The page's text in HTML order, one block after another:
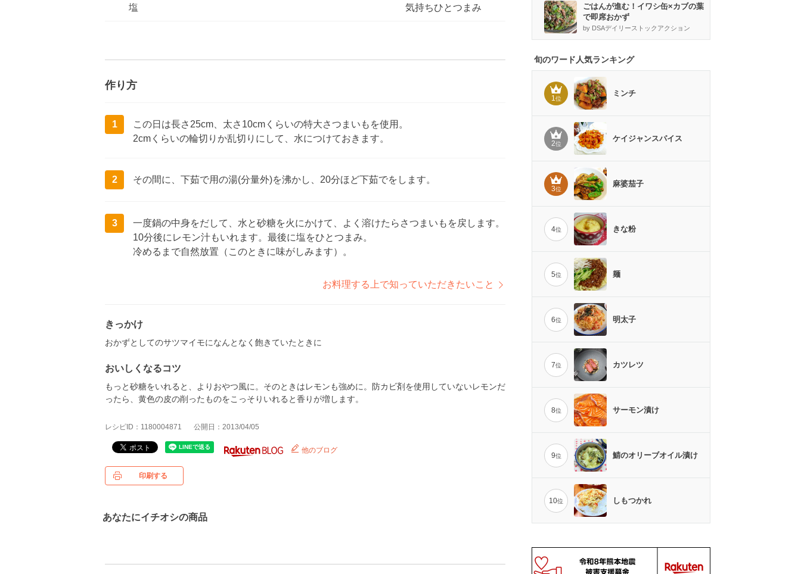
塩 気持ちひとつまみ
作り方
1
この日は長さ25cm、太さ10cmくらいの特大さつまいもを使用。
2cmくらいの輪切りか乱切りにして、水につけておきます。
2 その間に、下茹で用の湯(分量外)を沸かし、20分ほど下茹でをします。
3
一度鍋の中身をだして、水と砂糖を火にかけて、よく溶けたらさつまいもを戻します。
10分後にレモン汁もいれます。最後に塩をひとつまみ。
冷めるまで自然放置（このときに味がしみます）。
お料理する上で知っていただきたいこと
きっかけ
おかずとしてのサツマイモになんとなく飽きていたときに
おいしくなるコツ
もっと砂糖をいれると、よりおやつ風に。そのときはレモンも強めに。防カビ剤を使用していないレモンだ
ったら、黄色の皮の削ったものをこっそりいれると香りが増します。
レシピID：1180004871 公開日：2013/04/05
他のブログ
印刷する
あなたにイチオシの商品
ごはんが進む！イワシ缶×カブの葉
で即席おかず
by DSAデイリーストックアクション
旬のワード人気ランキング
1位
ミンチ
2位
ケイジャンスパイス
3位
麻婆茄子
4位 きな粉
5位 麺
6位 明太子
7位 カツレツ
8位 サーモン漬け
9位 鯖のオリーブオイル漬け
10位 しもつかれ